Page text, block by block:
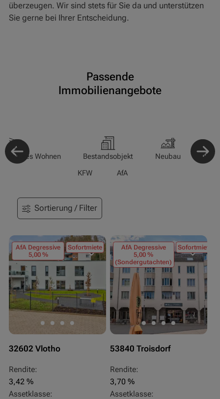
überzeugen. Wir sind stets für Sie da und unterstützen
Sie gerne bei Ihrer Entscheidung.
Passende
Immobilienangebote
Wohnen Bestandsobjekt Neubau
KFW
AfA
Sortierung / Filter
AfA Degressive
5,00 %
Sofortmiete
32602 Vlotho
Rendite:
3,42 %
Assetklasse:
AfA Degressive
5,00 %
(Sondergutachten)
Sofortmiete
53840 Troisdorf
Rendite:
3,70 %
Assetklasse: